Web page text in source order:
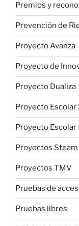
Premios y
Prevención de
Proyecto Avanza
Proyecto de
Proyecto Dualiza
Proyecto Escolar
Proyecto Escolar
Proyectos Steam
Proyectos TMV
Pruebas de
Pruebas libres